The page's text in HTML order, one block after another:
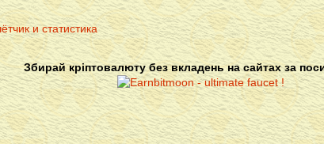
Збирай кріптовалюту без вкладень на сайтах за